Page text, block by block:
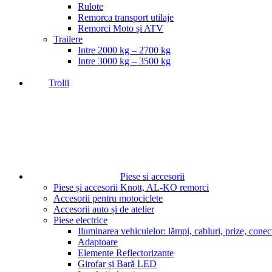
Rulote
Remorca transport utilaje
Remorci Moto și ATV
Trailere
Intre 2000 kg – 2700 kg
Intre 3000 kg – 3500 kg
Trolii
Piese si accesorii
Piese și accesorii Knott, AL-KO remorci
Accesorii pentru motociclete
Accesorii auto și de atelier
Piese electrice
Iluminarea vehiculelor: lămpi, cabluri, prize,
Adaptoare
Elemente Reflectorizante
Girofar și Bară LED